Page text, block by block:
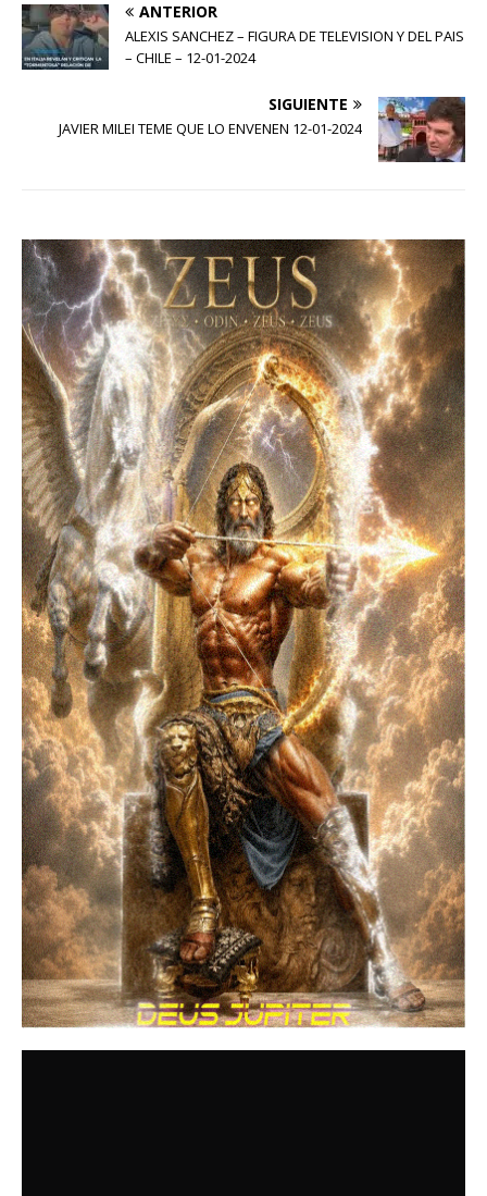
ANTERIOR
ALEXIS SANCHEZ – FIGURA DE TELEVISION Y DEL PAIS
– CHILE – 12-01-2024
SIGUIENTE
JAVIER MILEI TEME QUE LO ENVENEN 12-01-2024